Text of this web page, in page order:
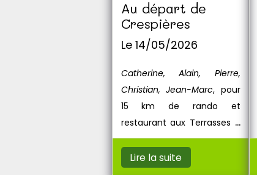
Au départ de
Crespières
Le 14/05/2026
Catherine, Alain, Pierre,
Christian, Jean-Marc, pour
15 km de rando et
restaurant aux Terrasses à
Crespières.
Lire la suite